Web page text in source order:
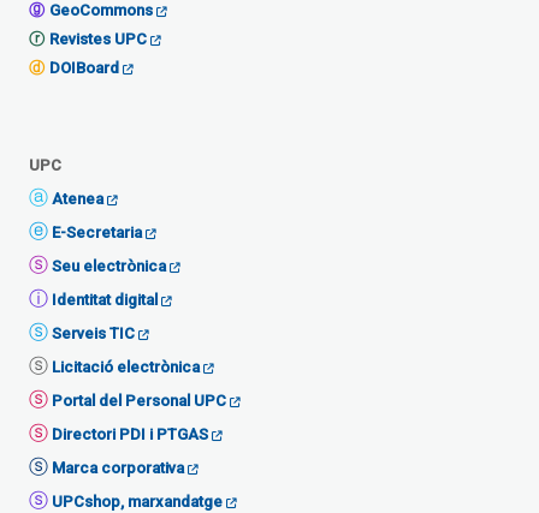
GeoCommons
Revistes UPC
DOIBoard
UPC
Atenea
E-Secretaria
Seu electrònica
Identitat digital
Serveis TIC
Licitació electrònica
Portal del Personal UPC
Directori PDI i PTGAS
Marca corporativa
UPCshop, marxandatge